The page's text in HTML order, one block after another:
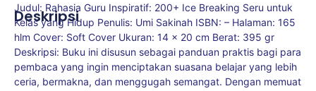
Deskripsi
Judul: Rahasia Guru Inspiratif: 200+ Ice Breaking Seru untuk
Kelas yang Hidup Penulis: Umi Sakinah ISBN: – Halaman: 165
hlm Cover: Soft Cover Ukuran: 14 x 20 cm Berat: 395 gr
Deskripsi: Buku ini disusun sebagai panduan praktis bagi para
pembaca yang ingin menciptakan suasana belajar yang lebih
ceria, bermakna, dan menggugah semangat. Dengan memuat